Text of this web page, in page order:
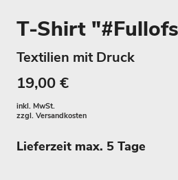
T-Shirt
Textilien mit Druck
19,00 €
inkl. MwSt.
zzgl. Versandkosten
Lieferzeit max. 5 Tage